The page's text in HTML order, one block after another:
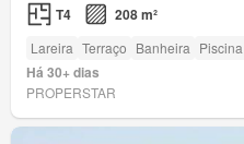
T4 208 m²
Lareira Terraço Banheira Piscina
Há 30+ dias
PROPERSTAR